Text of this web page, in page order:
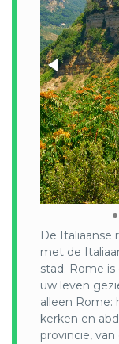
Italië:
Een groot deel
het Apennijns
Vanwege de
laars” genoemd.
heuvelachtig en
smalle stroken
Adriatische Zee
Tyrreense Zee.
De flora van Italië
het aantal
Echter per 2004
6.759 soorten
bekend om zijn
tomaten
en wijn
culinaire
het bekendst zijn.
mediterrane
De Italiaanse
met de
stad. Rome
uw leven
alleen Rome:
kerken en
provincie,